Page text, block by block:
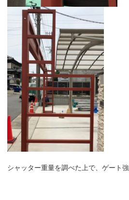
シャッター重量を調べた上で、ゲート